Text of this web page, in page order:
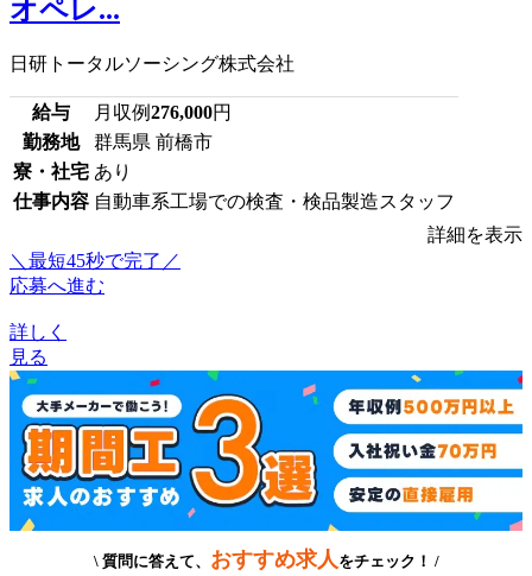
オペレ...
日研トータルソーシング株式会社
給与 月収例276,000円
勤務地
群馬県 前橋市
寮・社宅 あり
仕事内容 自動車系工場での検査・検品製造スタッフ
詳細を表示
＼最短45秒で完了／
応募へ進む
詳しく
見る
\ 質問に答えて、 おすすめ求人 をチェック！ /